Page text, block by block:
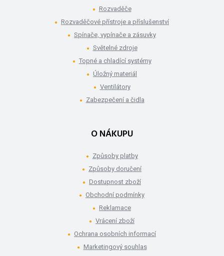
Rozvaděče
Rozvaděčové přístroje a příslušenství
Spínače, vypínače a zásuvky
Světelné zdroje
Topné a chladící systémy
Úložný materiál
Ventilátory
Zabezpečení a čidla
O NÁKUPU
Způsoby platby
Způsoby doručení
Dostupnost zboží
Obchodní podmínky
Reklamace
Vrácení zboží
Ochrana osobních informací
Marketingový souhlas